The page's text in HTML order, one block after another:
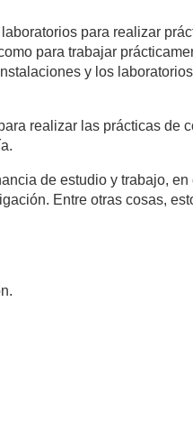
para realizar
para trabajar
y los
realizar las prácticas de
de estudio y trabajo, en
Entre otras cosas,